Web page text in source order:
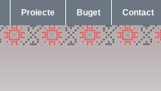
Proiecte Buget Contact